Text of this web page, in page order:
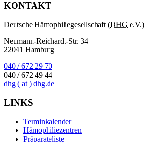
KONTAKT
Deutsche Hämophiliegesellschaft (DHG e.V.)
Neumann-Reichardt-Str. 34
22041 Hamburg
040 / 672 29 70
040 / 672 49 44
dhg ( at ) dhg.de
LINKS
Terminkalender
Hämophiliezentren
Präparateliste